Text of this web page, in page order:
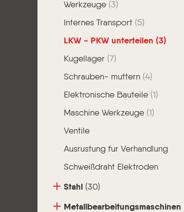
Werkzeuge (3)
Internes Transport (5)
LKW - PKW unterteilen (3)
Kugellager (7)
Schrauben- muttern (4)
Elektronische Bauteile (1)
Maschine Werkzeuge (1)
Ventile
Ausrustung fur Verhandlung
Schweißdraht Elektroden
Stahl (30)
Metallbearbeitungsmaschinen